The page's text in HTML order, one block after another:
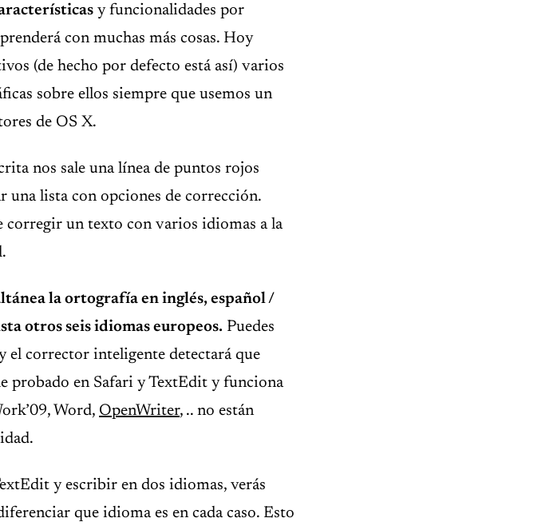
y funcionalidades por
con muchas más cosas. Hoy
(de hecho por defecto está así) varios
sobre ellos siempre que usemos un
de OS X.
nos sale una línea de puntos rojos
una lista con opciones de corrección.
corregir un texto con varios idiomas a la
la ortografía en inglés, español /
otros seis idiomas europeos. Puedes
el corrector inteligente detectará que
probado en Safari y TextEdit y funciona
Word, OpenWriter, .. no están
y escribir en dos idiomas, verás
que idioma es en cada caso. Esto